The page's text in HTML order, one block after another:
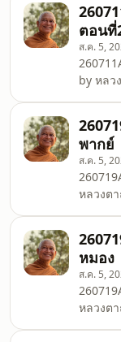
ตอนที่
ส.ค. 5,
by หล
พากย์
ส.ค. 5,
หลวงต
หมอง
ส.ค. 5,
หลวงต